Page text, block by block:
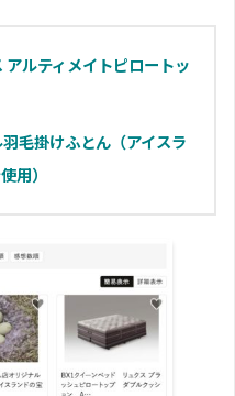
ルティメイトピロートッ
毛掛けふとん（アイスラ
用）